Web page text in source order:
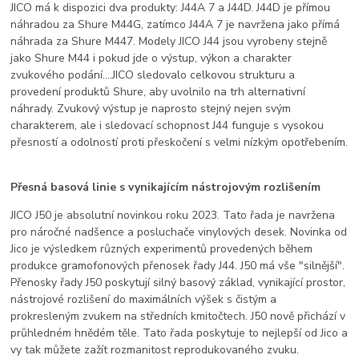
JICO má k dispozici dva produkty: J44A 7 a J44D. J44D je přímou
náhradou za Shure M44G, zatímco J44A 7 je navržena jako přímá
náhrada za Shure M447. Modely JICO J44 jsou vyrobeny stejně
jako Shure M44 i pokud jde o výstup, výkon a charakter
zvukového podání....JICO sledovalo celkovou strukturu a
provedení produktů Shure, aby uvolnilo na trh alternativní
náhrady. Zvukový výstup je naprosto stejný nejen svým
charakterem, ale i sledovací schopnost J44 funguje s vysokou
přesností a odolností proti přeskočení s velmi nízkým opotřebením.
Přesná basová linie s vynikajícím nástrojovým rozlišením
JICO J50 je absolutní novinkou roku 2023. Tato řada je navržena
pro náročné nadšence a posluchače vinylových desek. Novinka od
Jico je výsledkem různých experimentů provedených během
produkce gramofonových přenosek řady J44. J50 má vše "silnější".
Přenosky řady J50 poskytují silný basový základ, vynikající prostor,
nástrojové rozlišení do maximálních výšek s čistým a
prokresleným zvukem na středních kmitočtech. J50 nově přichází v
průhledném hnědém těle. Tato řada poskytuje to nejlepší od Jico a
vy tak můžete zažít rozmanitost reprodukovaného zvuku.